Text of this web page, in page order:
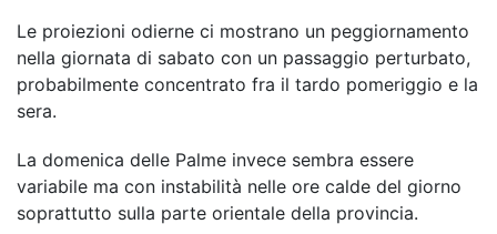
Le proiezioni odierne ci mostrano un peggiornamento
nella giornata di sabato con un passaggio perturbato,
probabilmente concentrato fra il tardo pomeriggio e la
sera.
La domenica delle Palme invece sembra essere
variabile ma con instabilità nelle ore calde del giorno
soprattutto sulla parte orientale della provincia.